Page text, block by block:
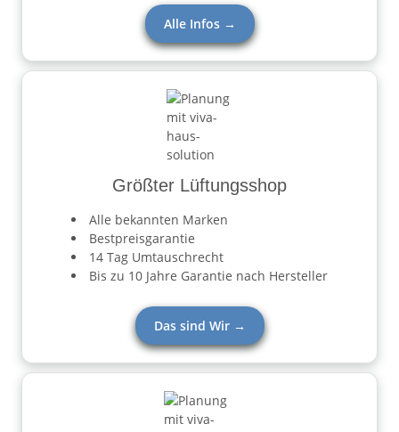
Alle Infos →
Größter Lüftungsshop
Alle bekannten Marken
Bestpreisgarantie
14 Tag Umtauschrecht
Bis zu 10 Jahre Garantie nach Hersteller
Das sind Wir →